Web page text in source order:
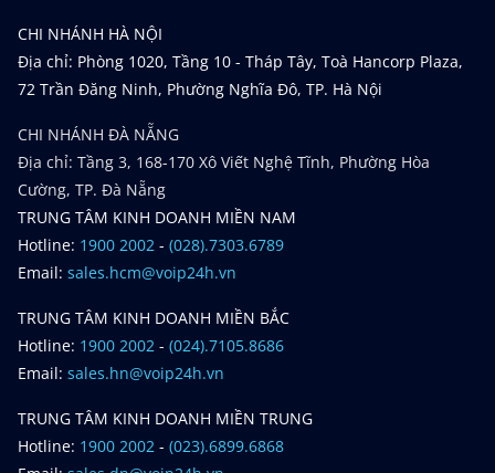
CHI NHÁNH HÀ NỘI
Địa chỉ: Phòng 1020, Tầng 10 - Tháp Tây, Toà Hancorp Plaza,
72 Trần Đăng Ninh, Phường Nghĩa Đô, TP. Hà Nội
CHI NHÁNH ĐÀ NẴNG
Địa chỉ: Tầng 3, 168-170 Xô Viết Nghệ Tĩnh, Phường Hòa
Cường, TP. Đà Nẵng
TRUNG TÂM KINH DOANH MIỀN NAM
Hotline: 1900 2002 - (028).7303.6789
Email: sales.hcm@voip24h.vn
TRUNG TÂM KINH DOANH MIỀN BẮC
Hotline: 1900 2002 - (024).7105.8686
Email: sales.hn@voip24h.vn
TRUNG TÂM KINH DOANH MIỀN TRUNG
Hotline: 1900 2002 - (023).6899.6868